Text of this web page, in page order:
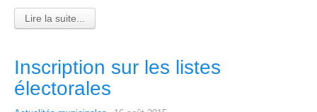
Lire la suite...
Inscription sur les listes
électorales